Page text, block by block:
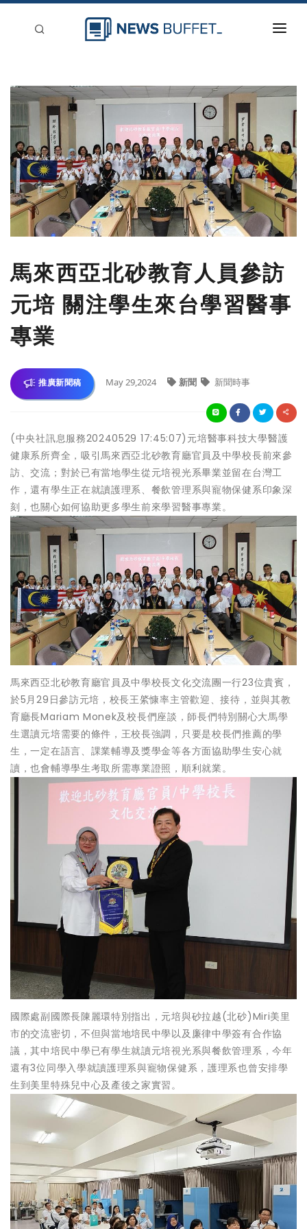
新聞稿分類
登入
刊登
馬來西亞北砂教育人員參訪
元培 關注學生來台學習醫事
專業
推廣新聞稿 May 29,2024 新聞 新聞時事
(中央社訊息服務20240529 17:45:07)元培醫事科技大學醫護
健康系所齊全，吸引馬來西亞北砂教育廳官員及中學校長前來參
訪、交流；對於已有當地學生從元培視光系畢業並留在台灣工
作，還有學生正在就讀護理系、餐飲管理系與寵物保健系印象深
刻，也關心如何協助更多學生前來學習醫事專業。
馬來西亞北砂教育廳官員及中學校長文化交流團一行23位貴賓，
於5月29日參訪元培，校長王綮慷率主管歡迎、接待，並與其教
育廳長Mariam Monek及校長們座談，師長們特別關心大馬學
生選讀元培需要的條件，王校長強調，只要是校長們推薦的學
生，一定在語言、課業輔導及獎學金等各方面協助學生安心就
讀，也會輔導學生考取所需專業證照，順利就業。
國際處副國際長陳麗環特別指出，元培與砂拉越(北砂)Miri美里
市的交流密切，不但與當地培民中學以及廉律中學簽有合作協
議，其中培民中學已有學生就讀元培視光系與餐飲管理系，今年
還有3位同學入學就讀護理系與寵物保健系，護理系也曾安排學
生到美里特殊兒中心及產後之家實習。